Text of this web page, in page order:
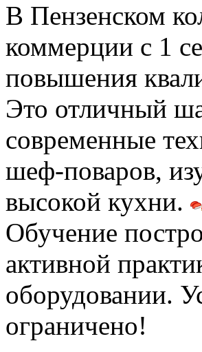
В Пензенском
коммерции с 1
повышения
Это отличный
современные
шеф-поваров,
высокой кухни.
Обучение
активной
оборудовании.
ограничено!